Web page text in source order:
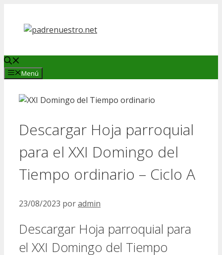
contenido
Menú
Descargar Hoja parroquial
para el XXI Domingo del
Tiempo ordinario – Ciclo A
23/08/2023 poradmin
Descargar Hoja parroquial para
el XXI Domingo del Tiempo